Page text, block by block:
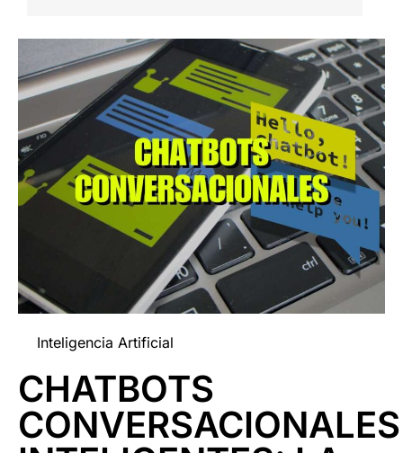
Inteligencia Artificial
CHATBOTS
CONVERSACIONALES